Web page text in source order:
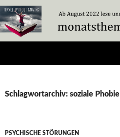
Zum
Inhalt
springen
Schlagwortarchiv: soziale Phobie
PSYCHISCHE STÖRUNGEN